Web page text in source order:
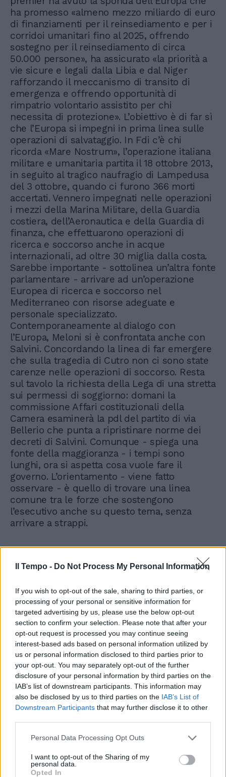
Il Tempo - Do Not Process My Personal Information
If you wish to opt-out of the sale, sharing to third parties, or
processing of your personal or sensitive information for
targeted advertising by us, please use the below opt-out
section to confirm your selection. Please note that after your
opt-out request is processed you may continue seeing
interest-based ads based on personal information utilized by
us or personal information disclosed to third parties prior to
your opt-out. You may separately opt-out of the further
disclosure of your personal information by third parties on the
IAB’s list of downstream participants. This information may
also be disclosed by us to third parties on the IAB’s List of
Downstream Participants that may further disclose it to other
Personal Data Processing Opt Outs
I want to opt-out of the Sharing of my
personal data.
Opted In
ha promesso «almeno mezzo miliardo di euro
di finanziamenti per il reinsediamento e per i
corridoi umanitari fino al 2025, offrendo
sostegno per il reinsediamento di circa
50.000 persone», ha assicurato «la priorità a
vie sicure e legali dalla Libia e dal Niger
rafforzando il meccanismo di transito di
emergenza e offrendo opportunità di
rimpatrio volontario assistito per chi
necessita di protezione». L’obiettivo è di far sì
che l’Europa si impegni in prima linea sulle
operazioni di salvataggio. In Fdi c’è chi
ricorda «Mare Nostrum», l’operazione italiana
militare e umanitaria partita il 18 ottobre 2013,
in seguito al tragico naufragio di Lampedusa
del 3 ottobre, quando ci furono 366 morti
accertati. Vennero impegnati nelle operazioni
i mezzi della Marina Militare, della Guardia
costiera, dell’Aeronautica e della Guardia di
finanza, che effettuarono operazioni di
ricerca e soccorso anche in acque
internazionali, ad oltre 30 miglia dalla costa.
Sarebbe importante - sottolinea un’altra fonte
parlamentare - arrivare ad un’operazione
Europea di ricerca e soccorso nel
Mediterraneo con risorse adeguate e
personale specializzato.
Contemporaneamente al dialogo con
l’Europa, Meloni si è confrontata anche con
Salvini. Concordando la linea di far emergere
che sulla tragedia di Cutro non ci sono state
carenze nelle operazioni di soccorso. Resta
sul tavolo la richiesta della Lega di una stretta
sui permessi di soggiorno: domani la
commissione Affari costituzionali della
Camera esaminerà la pdl del partito di via
Bellerio che punta a ripristinare norme dei
decreti di Salvini. Comunque - spiega una
fonte della maggioranza - i tempi sono
lunghi, ora si aspetta cosa vuole fare il
governo. L’orientamento - viene fatto
osservare - è quello di trovare una linea
comune tra le forze che sostengono
l’esecutivo anche su questo tema, senza
arrivare a strappi.